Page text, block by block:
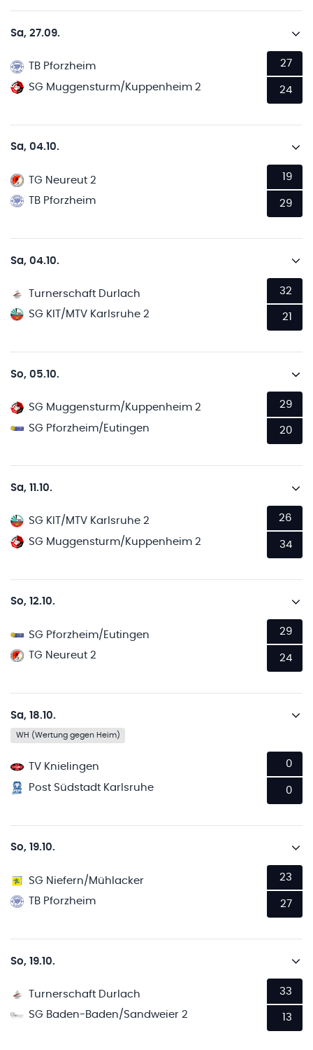
Sa, 27.09.
TB Pforzheim
SG Muggensturm/Kuppenheim 2
27
24
Sa, 04.10.
TG Neureut 2
TB Pforzheim
19
29
Sa, 04.10.
Turnerschaft Durlach
SG KIT/MTV Karlsruhe 2
32
21
So, 05.10.
SG Muggensturm/Kuppenheim 2
SG Pforzheim/Eutingen
29
20
Sa, 11.10.
SG KIT/MTV Karlsruhe 2
SG Muggensturm/Kuppenheim 2
26
34
So, 12.10.
SG Pforzheim/Eutingen
TG Neureut 2
29
24
Sa, 18.10.
WH (Wertung gegen Heim)
TV Knielingen
Post Südstadt Karlsruhe
0
0
So, 19.10.
SG Niefern/Mühlacker
TB Pforzheim
23
27
So, 19.10.
Turnerschaft Durlach
SG Baden-Baden/Sandweier 2
33
13